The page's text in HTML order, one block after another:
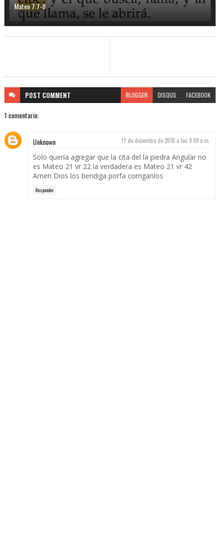
Mateo 7:7-8
POST COMMENT BLOGGER DISQUS FACEBOOK
1 comentario:
Unknown 17 de diciembre de 2018 a las 9:59 a.m.
Solo quería agregar que la cita del la piedra Angular no
es Mateo 21 vr 22 la verdadera es Mateo 21 vr 42
Amen Dios los bendiga porfa corriganlos
Responder